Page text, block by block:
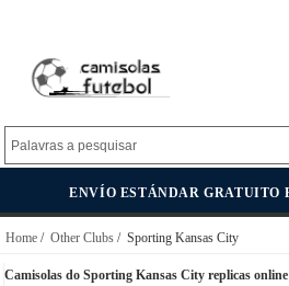
ENVÍO ESTÁNDAR GRATUITO
Home / Other Clubs / Sporting Kansas City
Camisolas do Sporting Kansas City replicas online